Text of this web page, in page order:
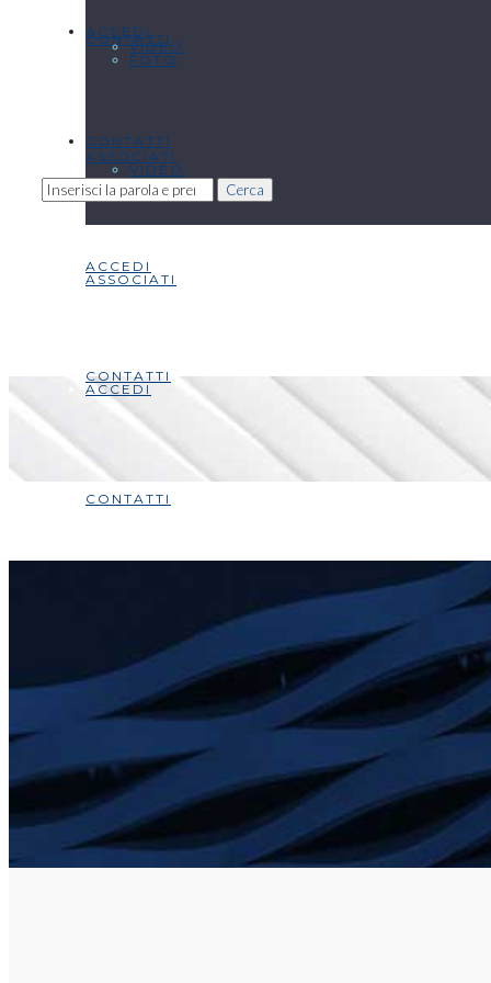
ACCEDI
CONTATTI
CONTATTI
Cerca
VIDEO
ASSOCIATI
ACCEDI
CONTATTI
FOTO
VIDEO
ASSOCIATI
ACCEDI
CONTATTI